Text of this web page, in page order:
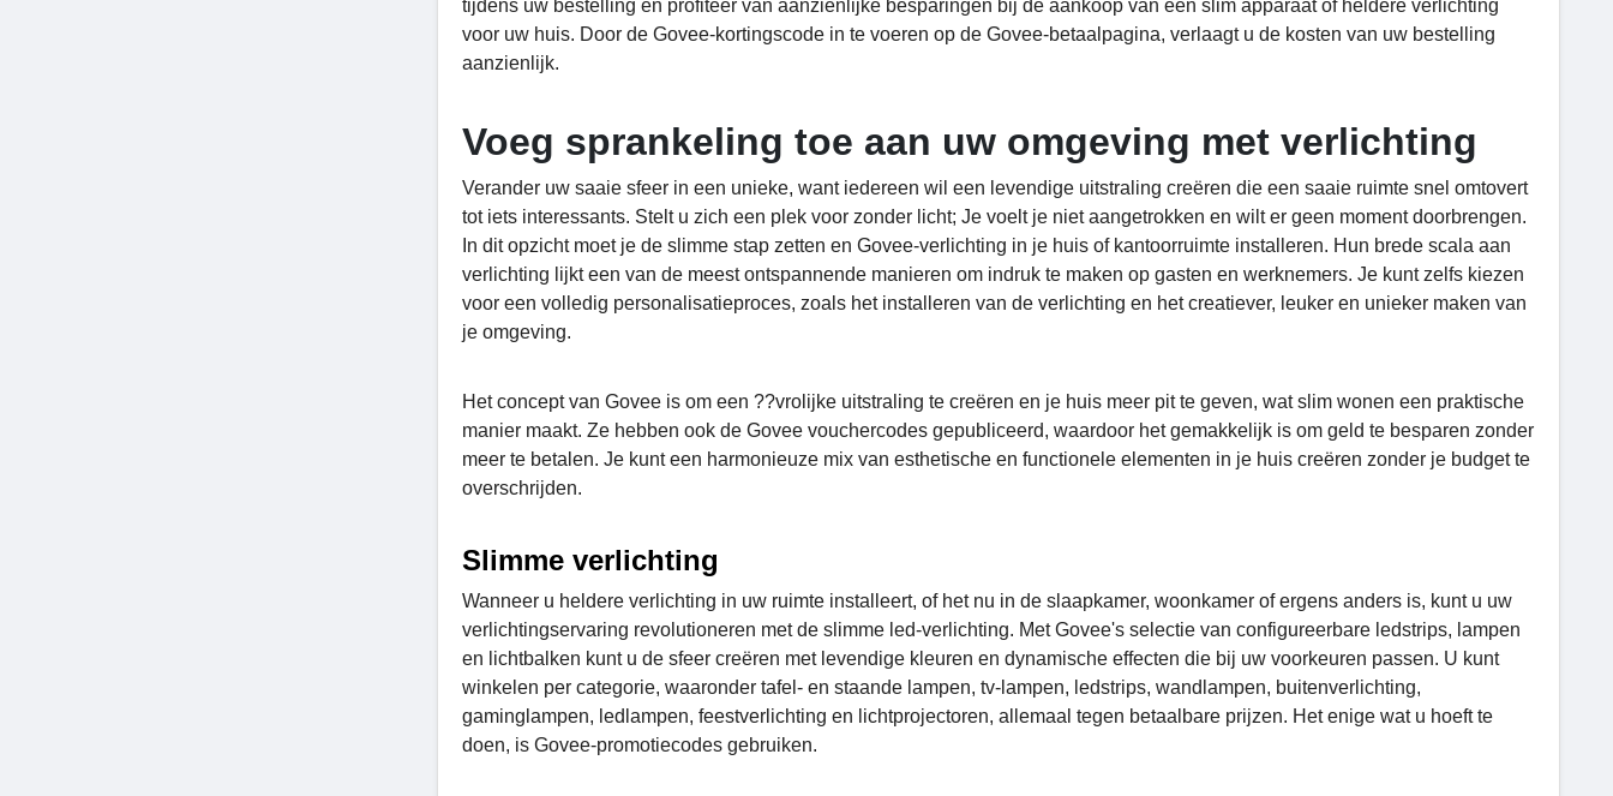
tijdens uw bestelling en profiteer van aanzienlijke besparingen bij de aankoop van een slim apparaat of heldere verlichting
voor uw huis. Door de Govee-kortingscode in te voeren op de Govee-betaalpagina, verlaagt u de kosten van uw bestelling
aanzienlijk.
Voeg sprankeling toe aan uw omgeving met verlichting
Verander uw saaie sfeer in een unieke, want iedereen wil een levendige uitstraling creëren die een saaie ruimte snel omtovert
tot iets interessants. Stelt u zich een plek voor zonder licht; Je voelt je niet aangetrokken en wilt er geen moment doorbrengen.
In dit opzicht moet je de slimme stap zetten en Govee-verlichting in je huis of kantoorruimte installeren. Hun brede scala aan
verlichting lijkt een van de meest ontspannende manieren om indruk te maken op gasten en werknemers. Je kunt zelfs kiezen
voor een volledig personalisatieproces, zoals het installeren van de verlichting en het creatiever, leuker en unieker maken van
je omgeving.
Het concept van Govee is om een ??vrolijke uitstraling te creëren en je huis meer pit te geven, wat slim wonen een praktische
manier maakt. Ze hebben ook de Govee vouchercodes gepubliceerd, waardoor het gemakkelijk is om geld te besparen zonder
meer te betalen. Je kunt een harmonieuze mix van esthetische en functionele elementen in je huis creëren zonder je budget te
overschrijden.
Slimme verlichting
Wanneer u heldere verlichting in uw ruimte installeert, of het nu in de slaapkamer, woonkamer of ergens anders is, kunt u uw
verlichtingservaring revolutioneren met de slimme led-verlichting. Met Govee's selectie van configureerbare ledstrips, lampen
en lichtbalken kunt u de sfeer creëren met levendige kleuren en dynamische effecten die bij uw voorkeuren passen. U kunt
winkelen per categorie, waaronder tafel- en staande lampen, tv-lampen, ledstrips, wandlampen, buitenverlichting,
gaminglampen, ledlampen, feestverlichting en lichtprojectoren, allemaal tegen betaalbare prijzen. Het enige wat u hoeft te
doen, is Govee-promotiecodes gebruiken.